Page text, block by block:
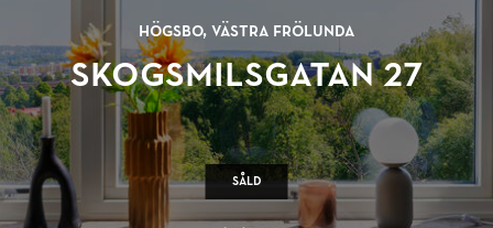
Högsbo, Västra Frölunda
Skogsmilsgatan 27
Såld